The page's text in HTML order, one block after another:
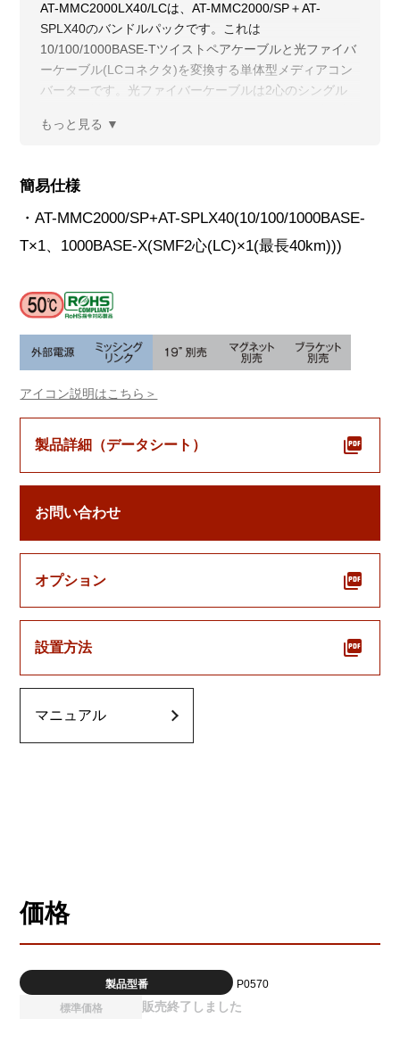
AT-MMC2000LX40/LCは、AT-MMC2000/SP＋AT-
SPLX40のバンドルパックです。これは
10/100/1000BASE-Tツイストペアケーブルと光ファイバ
ーケーブル(LCコネクタ)を変換する単体型メディアコン
バーターです。光ファイバーケーブルは2心のシングル
向で使用することで、1000Mbpsイーサネットシステム
簡易仕様
・AT-MMC2000/SP+AT-SPLX40(10/100/1000BASE-
T×1、1000BASE-X(SMF2心(LC)×1(最長40km)))
アイコン説明はこちら＞
製品詳細（データシート）
お問い合わせ
オプション
設置方法
マニュアル
価格
製品型番
P0570
標準価格
販売終了しました